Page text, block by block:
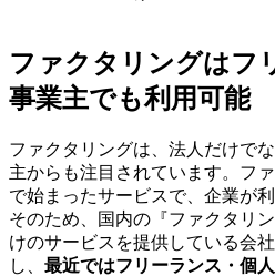
ファクタリングはフ
事業主でも利用可能
ファクタリングは、法人だけで
主からも注目されています。フ
で始まったサービスで、企業が
そのため、国内の『ファクタリ
けのサービスを提供している会
し、 最近ではフリーランス・個